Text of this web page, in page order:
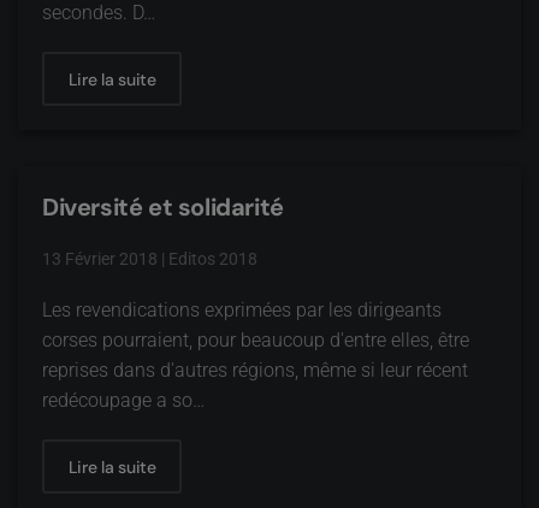
secondes. D…
Lire la suite
Diversité et solidarité
13 Février 2018 | Editos 2018
Les revendications exprimées par les dirigeants
corses pourraient, pour beaucoup d'entre elles, être
reprises dans d'autres régions, même si leur récent
redécoupage a so…
Lire la suite